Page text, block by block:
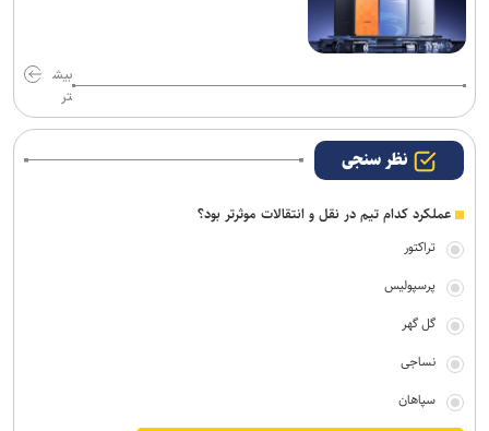
بیش
تر
نظر سنجی
عملکرد کدام تیم در نقل و انتقالات موثرتر بود؟
تراکتور
پرسپولیس
گل گهر
نساجی
سپاهان